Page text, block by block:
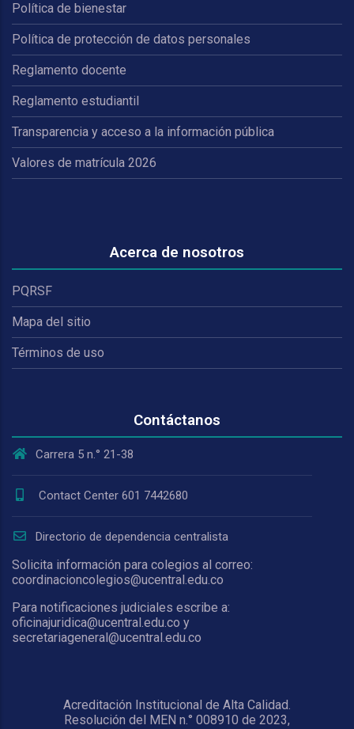
Política de bienestar
Política de protección de datos personales
Reglamento docente
Reglamento estudiantil
Transparencia y acceso a la información pública
Valores de matrícula 2026
Acerca de nosotros
PQRSF
Mapa del sitio
Términos de uso
Contáctanos
Carrera 5 n.° 21-38
Contact Center 601 7442680
Directorio de dependencia centralista
Solicita información para colegios al correo:
coordinacioncolegios@ucentral.edu.co
Para notificaciones judiciales escribe a:
oficinajuridica@ucentral.edu.co y
secretariageneral@ucentral.edu.co
Acreditación Institucional de Alta Calidad.
Resolución del MEN n.° 008910 de 2023,